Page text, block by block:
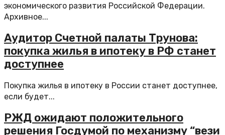
экономического развития Российской Федерации.
Архивное...
Аудитор Счетной палаты Трунова:
покупка жилья в ипотеку в РФ станет
доступнее
Покупка жилья в ипотеку в России станет доступнее,
если будет...
РЖД ожидают положительного
решения Госдумой по механизму “вези